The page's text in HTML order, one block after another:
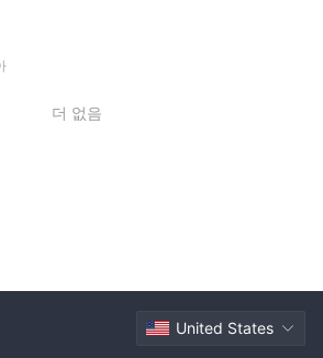
더 없음
United States